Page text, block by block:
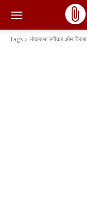
Tags लोकसभा स्पीकर ओम बिरला